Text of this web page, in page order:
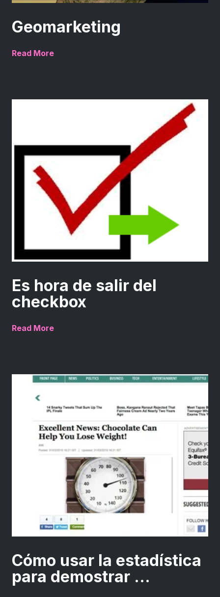
Geomarketing
Read More
Es hora de salir del
checkbox
Read More
Cómo usar la estadística
para demostrar ...